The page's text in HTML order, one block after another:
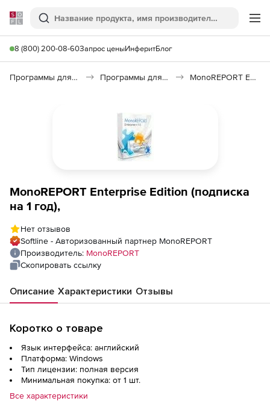
Softline
Поиск
8 (800) 200-08-60Запрос ценыИнферитБлог
Программы для программирования Программы для разработки ПО MonoREPORT Enterprise Edition
MonoREPORT Enterprise Edition (подписка
на 1 год),
Нет отзывов
Softline - Авторизованный партнер MonoREPORT
Производитель: MonoREPORT
Скопировать ссылку
Описание Характеристики Отзывы
Коротко о товаре
Язык интерфейса: английский
Платформа: Windows
Тип лицензии: полная версия
Минимальная покупка: от 1 шт.
Все характеристики